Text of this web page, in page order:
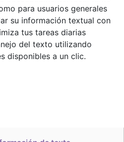
para usuarios generales
su información textual con
tus tareas diarias
del texto utilizando
disponibles a un clic.